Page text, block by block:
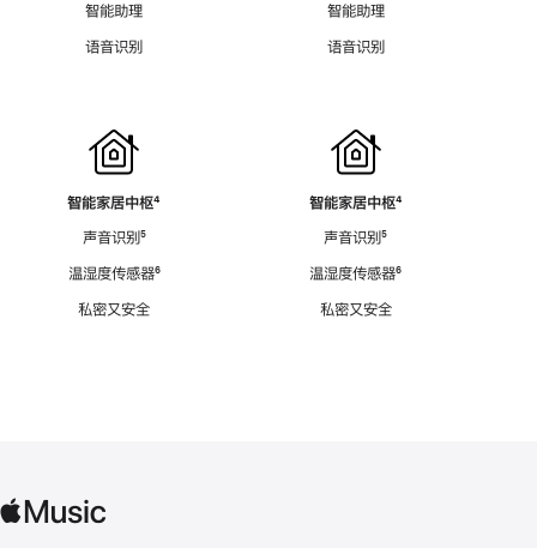
智能助理
语音识别
智能家居中枢脚
⁴
声音识别脚
⁵
温湿度传感器脚
⁶
私密又安全
智能助理
语音识别
智能家居中枢脚
⁴
声音识别脚
⁵
温湿度传感器脚
⁶
私密又安全